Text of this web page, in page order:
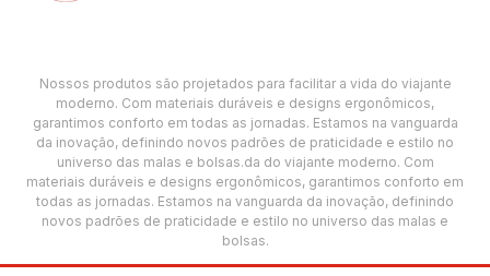
Nossos produtos são projetados para facilitar a vida do viajante
moderno. Com materiais duráveis e designs ergonômicos,
garantimos conforto em todas as jornadas. Estamos na vanguarda
da inovação, definindo novos padrões de praticidade e estilo no
universo das malas e bolsas.da do viajante moderno. Com
materiais duráveis e designs ergonômicos, garantimos conforto em
todas as jornadas. Estamos na vanguarda da inovação, definindo
novos padrões de praticidade e estilo no universo das malas e
bolsas.